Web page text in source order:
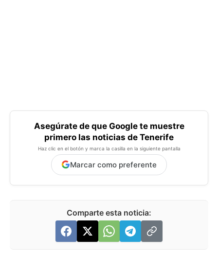
Asegúrate de que Google te muestre
primero las noticias de Tenerife
Haz clic en el botón y marca la casilla en la siguiente pantalla
Marcar como preferente
Comparte esta noticia: